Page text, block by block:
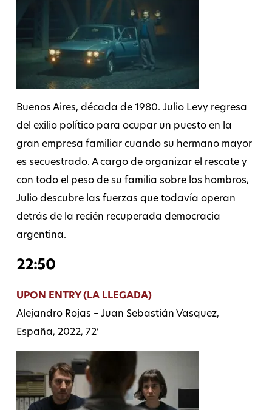
Buenos Aires, década de 1980. Julio Levy regresa
del exilio político para ocupar un puesto en la
gran empresa familiar cuando su hermano mayor
es secuestrado. A cargo de organizar el rescate y
con todo el peso de su familia sobre los hombros,
Julio descubre las fuerzas que todavía operan
detrás de la recién recuperada democracia
argentina.
22:50
UPON ENTRY (LA LLEGADA)
Alejandro Rojas – Juan Sebastián Vasquez,
España, 2022, 72’